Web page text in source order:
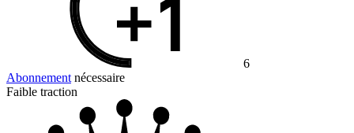
6
Abonnement nécessaire
Faible traction